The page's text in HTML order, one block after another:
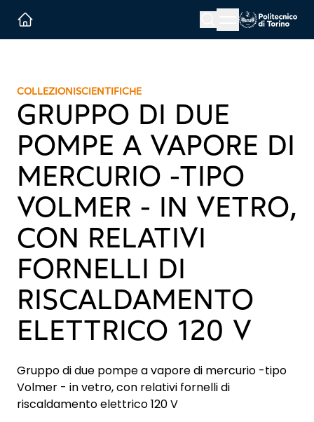
Menu button
COLLEZIONISCIENTIFICHE
GRUPPO DI DUE
POMPE A VAPORE DI
MERCURIO -TIPO
VOLMER - IN VETRO,
CON RELATIVI
FORNELLI DI
RISCALDAMENTO
ELETTRICO 120 V
Gruppo di due pompe a vapore di mercurio -tipo
Volmer - in vetro, con relativi fornelli di
riscaldamento elettrico 120 V